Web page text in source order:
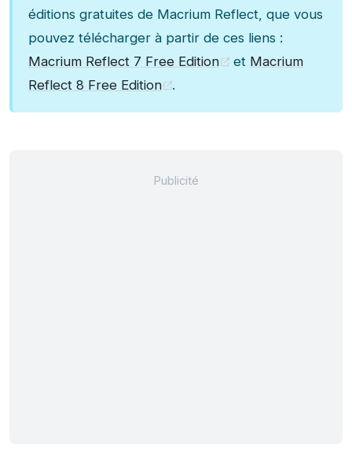
éditions gratuites de Macrium Reflect, que vous
pouvez télécharger à partir de ces liens :
Macrium Reflect 7 Free Edition
et Macrium
Reflect 8 Free Edition
.